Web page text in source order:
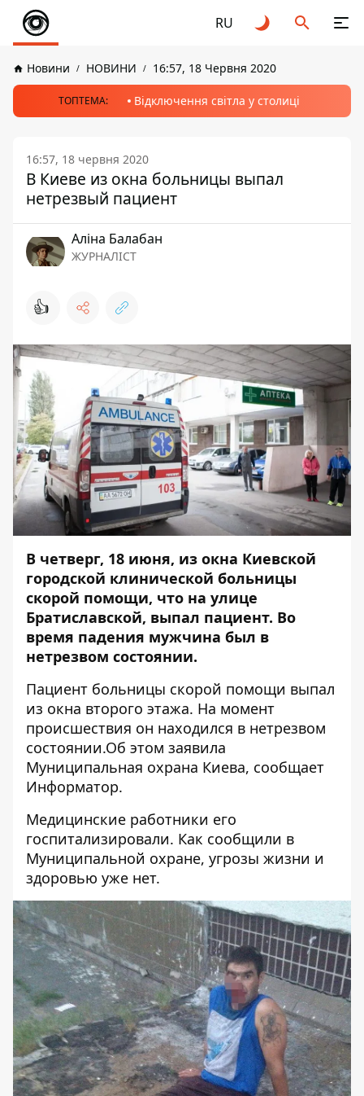
RU
Новини НОВИНИ 16:57, 18 Червня 2020
ТОПТЕМА: Відключення світла у столиці
16:57, 18 червня 2020
В Киеве из окна больницы выпал
нетрезвый пациент
Аліна Балабан
ЖУРНАЛІСТ
👍
В четверг, 18 июня, из окна Киевской
городской клинической больницы
скорой помощи, что на улице
Братиславской, выпал пациент. Во
время падения мужчина был в
нетрезвом состоянии.
Пациент больницы скорой помощи выпал
из окна второго этажа. На момент
происшествия он находился в нетрезвом
состоянии.Об этом заявила
Муниципальная охрана Киева, сообщает
Информатор.
Медицинские работники его
госпитализировали. Как сообщили в
Муниципальной охране, угрозы жизни и
здоровью уже нет.